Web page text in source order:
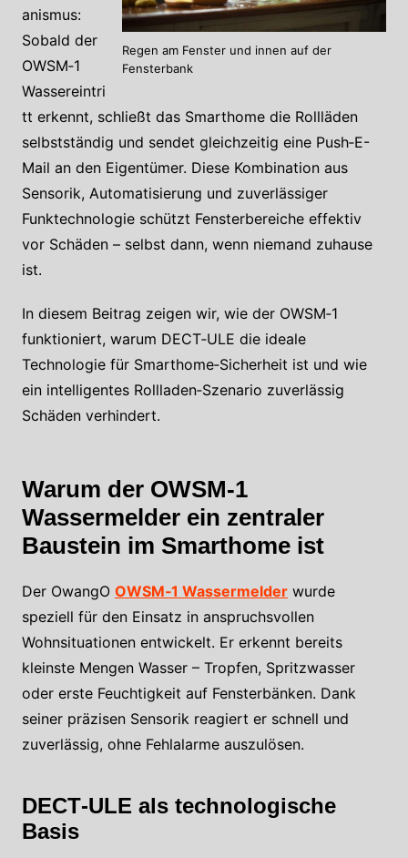
Regen am Fenster und innen auf der
Fensterbank
anismus:
Sobald der
OWSM‑1
Wassereintri
tt erkennt, schließt das Smarthome die Rollläden
selbstständig und sendet gleichzeitig eine Push‑E-
Mail an den Eigentümer. Diese Kombination aus
Sensorik, Automatisierung und zuverlässiger
Funktechnologie schützt Fensterbereiche effektiv
vor Schäden – selbst dann, wenn niemand zuhause
ist.
In diesem Beitrag zeigen wir, wie der OWSM‑1
funktioniert, warum DECT‑ULE die ideale
Technologie für Smarthome‑Sicherheit ist und wie
ein intelligentes Rollladen‑Szenario zuverlässig
Schäden verhindert.
Warum der OWSM‑1
Wassermelder ein zentraler
Baustein im Smarthome ist
Der OwangO OWSM‑1 Wassermelderwurde
speziell für den Einsatz in anspruchsvollen
Wohnsituationen entwickelt. Er erkennt bereits
kleinste Mengen Wasser – Tropfen, Spritzwasser
oder erste Feuchtigkeit auf Fensterbänken. Dank
seiner präzisen Sensorik reagiert er schnell und
zuverlässig, ohne Fehlalarme auszulösen.
DECT‑ULE als technologische
Basis